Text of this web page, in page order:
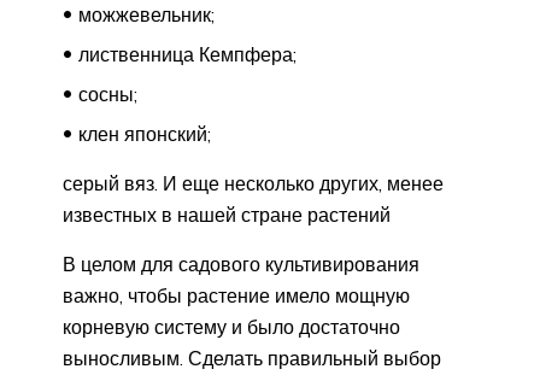
можжевельник;
лиственница Кемпфера;
сосны;
клен японский;
серый вяз. И еще несколько других, менее
известных в нашей стране растений
В целом для садового культивирования
важно, чтобы растение имело мощную
корневую систему и было достаточно
выносливым. Сделать правильный выбор